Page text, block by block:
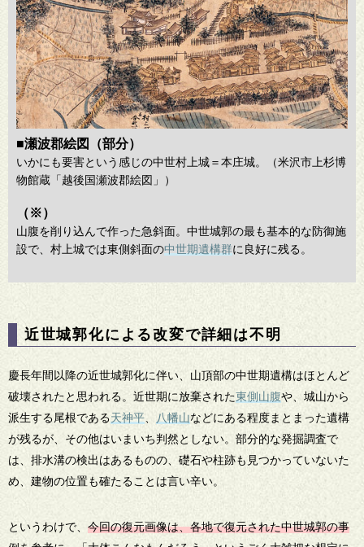
■瀬波郡絵図（部分）
いかにも要害という感じの中世村上城＝本庄城。（米沢市上杉博
物館蔵「越後国瀬波郡絵図」）
（※）
山腹を削り込んで作った急斜面。中世城郭の最も基本的な防御施
設で、村上城では東側斜面の中世期遺構群に良好に残る。
近世城郭化による改変で詳細は不明
慶長年間以降の近世城郭化に伴い、山頂部の中世期遺構はほとんど
破壊されたと思われる。近世期に放棄された東側山腹や、城山から
派生する尾根である天神平 八幡山などにある程度まとまった遺構
が残るが、その他はいまいち判然としない。部分的な発掘調査で
は、排水溝の検出はあるものの、礎石や柱跡も見つかっていないた
め、建物の位置も確たることは言い辛い。
というわけで、 今回の復元画像は、各地で復元された中世城郭の事